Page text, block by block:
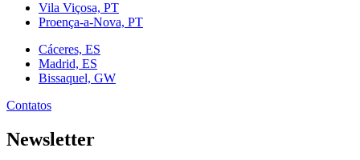
Vila Viçosa, PT
Proença-a-Nova, PT
Cáceres, ES
Madrid, ES
Bissaquel, GW
Contatos
Newsletter